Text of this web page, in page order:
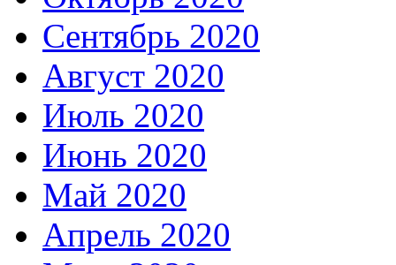
Сентябрь 2020
Август 2020
Июль 2020
Июнь 2020
Май 2020
Апрель 2020